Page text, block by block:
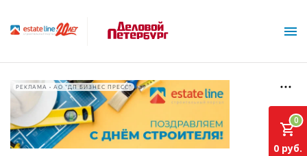
РЕКЛАМА • АО "ДП БИЗНЕС ПРЕСС"
0
0 руб.